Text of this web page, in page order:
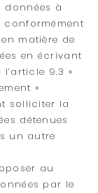
données à
conformément
matière de
en écrivant
9.3 «
»
solliciter la
détenues
un autre
au
par le